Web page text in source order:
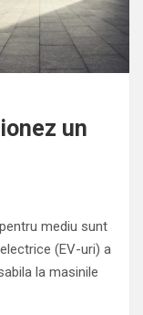
un
mediu sunt
(EV-uri) a
la masinile